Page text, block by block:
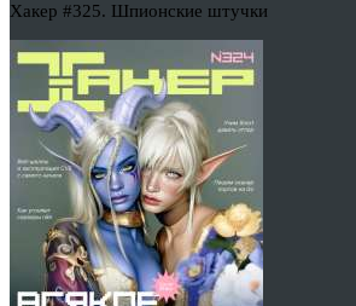
Хакер #325. Шпионские штучки